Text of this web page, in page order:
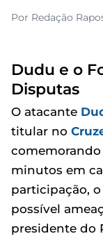
Por Redação
Dudu e o
Disputas
O atacante
titular no
minutos em
participação,
possível
presidente do